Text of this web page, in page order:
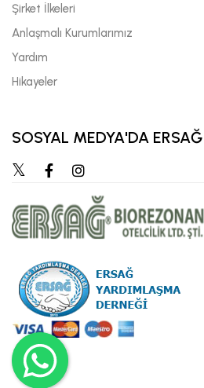
Şirket İlkeleri
Anlaşmalı Kurumlarımız
Yardım
Hikayeler
SOSYAL MEDYA'DA ERSAĞ